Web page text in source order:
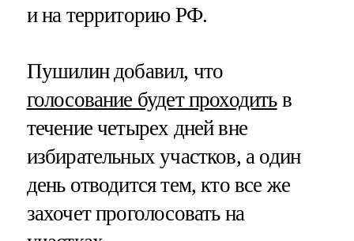
и на территорию РФ.
Пушилин добавил, что
голосование будет проходитьв
течение четырех дней вне
избирательных участков, а один
день отводится тем, кто все же
захочет проголосовать на